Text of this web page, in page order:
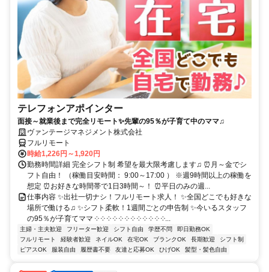
テレフォンアポインター
面接～就業後まで完全リモート✨先輩の95％が子育て中のママ♫
ヴァンテージマネジメント株式会社
フルリモート
時給1,226円～1,920円
勤務時間詳細 完全シフト制 希望を最大限考慮します♫ ⏰月～金でシ
フト自由！ （稼働目安時間： 9:00～17:00 ） ※週9時間以上の稼働を
想定 ⏰お好きな時間帯で1日3時間～！ ⏰平日のみの週...
仕事内容 ✨出社一切ナシ！フルリモート求人！ ✨全国どこでも好きな
場所で働ける♫ ✨シフト柔軟！1週間ごとの申告制 ✨今いるスタッフ
の95％が子育てママ ༶ ༶ ༶ ༶ ༶ ༶ ༶ ༶ ༶ ༶ ༶ ༶...
主婦・主夫歓迎 フリーター歓迎 シフト自由 学歴不問
即日勤務OK
フルリモート
経験者歓迎 ネイルOK 在宅OK ブランクOK 長期歓迎
シフト制
ピアスOK
服装自由 履歴書不要 友達と応募OK ひげOK 髪型・髪色自由